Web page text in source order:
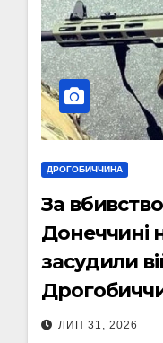
ДРОГОБИЧЧИНА
За
Донеччині
засудили
ЛИП 31, 2026